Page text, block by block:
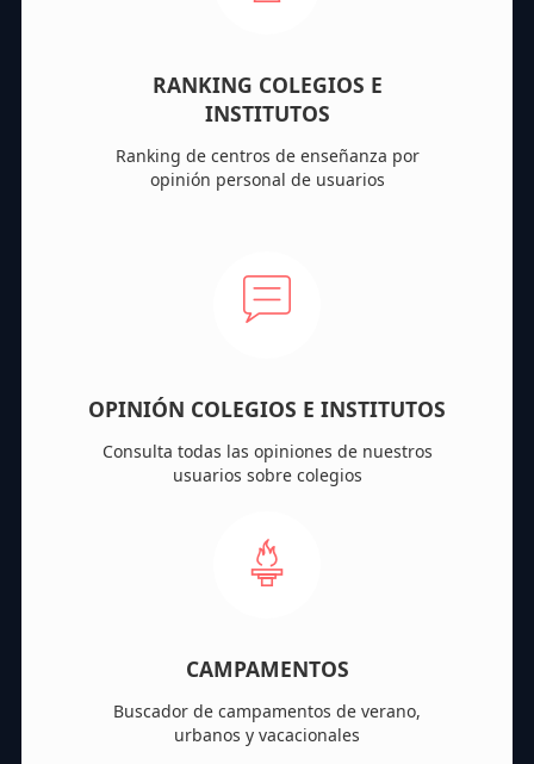
RANKING COLEGIOS E
INSTITUTOS
Ranking de centros de enseñanza por
opinión personal de usuarios
OPINIÓN COLEGIOS E INSTITUTOS
Consulta todas las opiniones de nuestros
usuarios sobre colegios
CAMPAMENTOS
Buscador de campamentos de verano,
urbanos y vacacionales